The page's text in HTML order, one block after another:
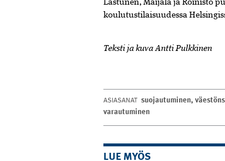
Lastunen, Maijala ja Roinisto
koulutustilaisuudessa
Teksti ja kuva Antti Pulkkinen
ASIASANAT suojautuminen,
varautuminen
LUE MYÖS